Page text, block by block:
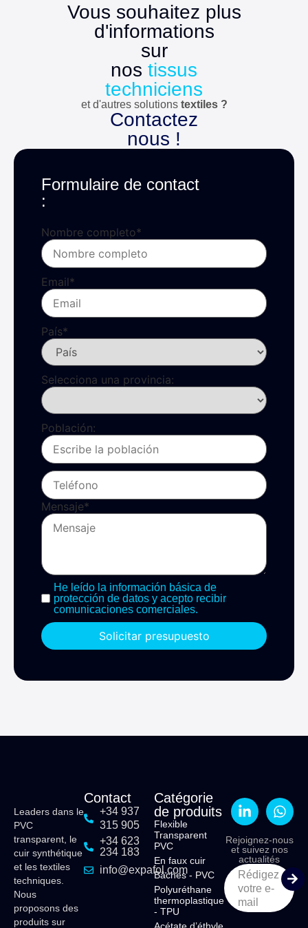
Vous souhaitez plus
d'informations
sur
nos tissus
techniciens
et d'autres solutions textiles ?
Contactez
nous !
Formulaire de contact
:
Nombre completo*
Email*
País*
Selecciona una provincia:
Población:
Mensaje*
He leído la información básica de
protección de datos y acepto recibir
comunicaciones comerciales.
Solicitar presupuesto
Leaders dans le
PVC
transparent, le
cuir synthétique
et les textiles
techniques.
Nous
proposons des
produits sur
Contact
+34 937
315 905
+34 623
234 183
info@expafol.com
Catégorie
de produits
Flexible
Transparent
PVC
En faux cuir
Bâches - PVC
Polyuréthane
thermoplastique
- TPU
Acétate d’éthyle
Rejoignez-nous
et suivez nos
actualités
Rédigez
votre e-
mail